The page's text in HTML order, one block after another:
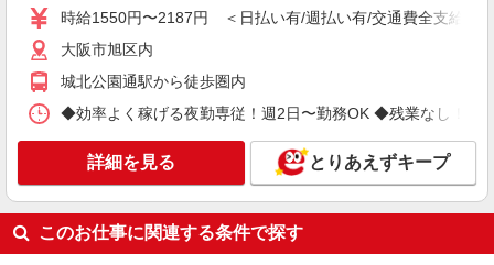
キープ 詳細を見る
派遣社員
株式会社kotrio /●OS-H1-2015113
都島駅★未経験OKの人間関係に悩まない職
時給1550円〜2187円 ＜日払い有/週払い有/交
通費全支給(ガソリン代含む)＞
都島区
キープ 詳細を見る
時給1550円〜2187円 ＜日払い有/週払い有/交通費全支給(ガ
大阪市旭区内
城北公園通駅から徒歩圏内
◆効率よく稼げる夜勤専従！週2日〜勤務OK ◆残業なし！朝
詳細を見る とりあえずキープ
このお仕事に関連する条件で探す